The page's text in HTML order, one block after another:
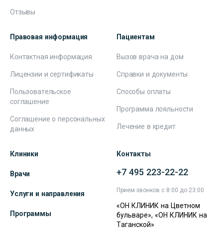
Отзывы
Правовая информация
Контактная информация
Лицензии и сертификаты
Пользовательское
соглашение
Соглашение о персональных
данных
Пациентам
Вызов врача на дом
Справки и документы
Способы оплаты
Программа лояльности
Лечение в кредит
Клиники
Врачи
Услуги и направления
Программы
Контакты
+7 495 223-22-22
Прием звонков с 8:00 до 23:00
«ОН КЛИНИК на Цветном
бульваре», «ОН КЛИНИК на
Таганской»